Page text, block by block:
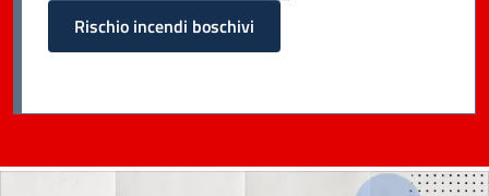
Rischio incendi boschivi